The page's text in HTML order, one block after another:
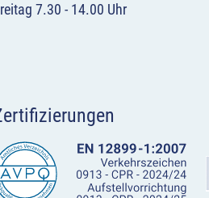
7.30 - 14.00 Uhr